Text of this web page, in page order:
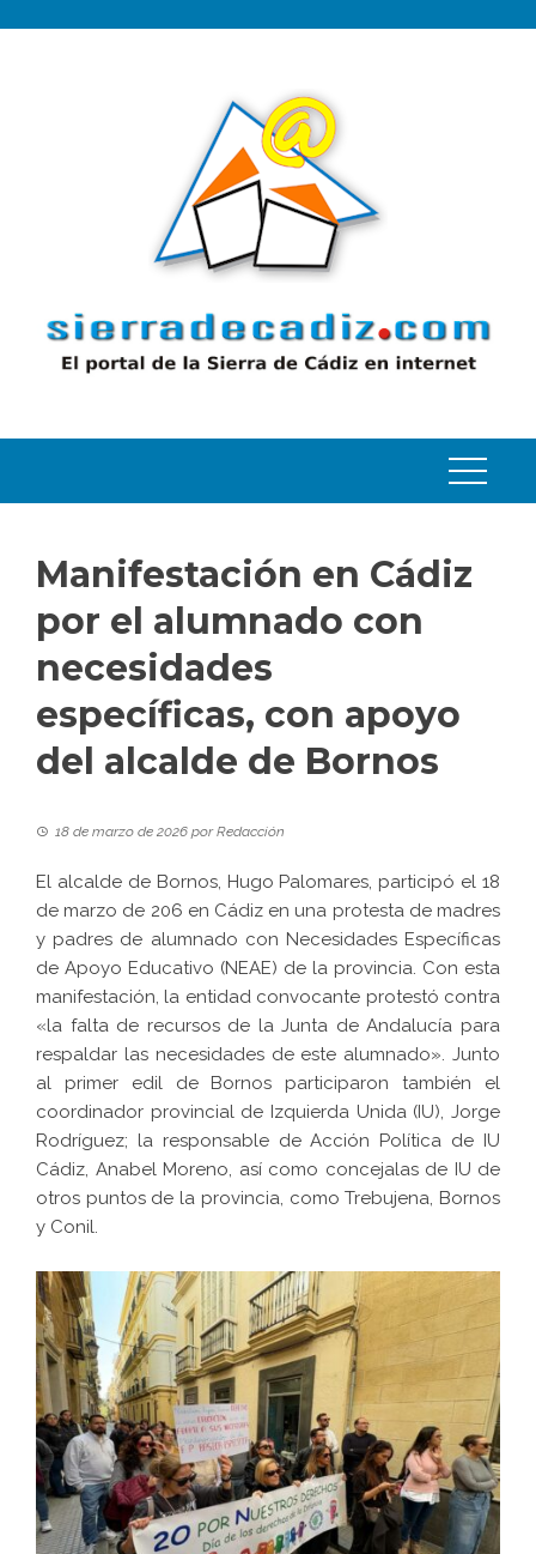
Manifestación en Cádiz
por el alumnado con
necesidades
específicas, con apoyo
del alcalde de Bornos
18 de marzo de 2026 porRedacción
El alcalde de Bornos, Hugo Palomares, participó el 18
de marzo de 206 en Cádiz en una protesta de madres
y padres de alumnado con Necesidades Específicas
de Apoyo Educativo (NEAE) de la provincia. Con esta
manifestación, la entidad convocante protestó contra
«la falta de recursos de la Junta de Andalucía para
respaldar las necesidades de este alumnado». Junto
al primer edil de Bornos participaron también el
coordinador provincial de Izquierda Unida (IU), Jorge
Rodríguez; la responsable de Acción Política de IU
Cádiz, Anabel Moreno, así como concejalas de IU de
otros puntos de la provincia, como Trebujena, Bornos
y Conil.